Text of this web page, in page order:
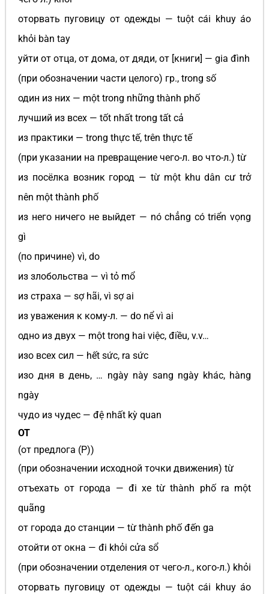
оторвать пуговицу от одежды — tuột cái khuy áo
khỏi bàn tay
уйти от отца, от дома, от дяди, от [книги] — gia đình
(при обозначении части целого) гр., trong số
один из них — một trong những thành phố
лучший из всех — tốt nhất trong tất cả
из практики — trong thực tế, trên thực tế
(при указании на превращение чего-л. во что-л.) từ
из посёлка возник город — từ một khu dân cư trở
nên một thành phố
из него ничего не выйдет — nó chẳng có triển vọng
gì
(по причине) vì, do
из злобольства — vì tỏ mổ
из страха — sợ hãi, vì sợ ai
из уважения к кому-л. — do nể vì ai
одно из двух — một trong hai việc, điều, v.v…
изо всех сил — hết sức, ra sức
изо дня в день, … ngày này sang ngày khác, hàng
ngày
чудо из чудес — đệ nhất kỳ quan
ОТ
(от предлога (P))
(при обозначении исходной точки движения) từ
отъехать от города — đi xe từ thành phố ra một
quãng
от города до станции — từ thành phố đến ga
отойти от окна — đi khỏi cửa sổ
(при обозначении отделения от чего-л., кого-л.) khỏi
оторвать пуговицу от одежды — tuột cái khuy áo